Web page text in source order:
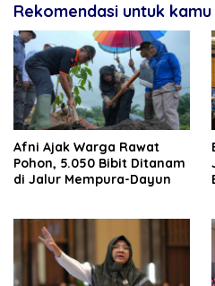
Rekomendasi untuk kamu
Afni Ajak Warga Rawat
Pohon, 5.050 Bibit Ditanam
di Jalur Mempura-Dayun